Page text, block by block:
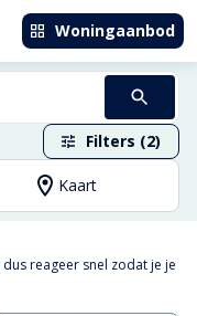
Woningaanbod
Filters (2)
Kaart
dus reageer snel zodat je je